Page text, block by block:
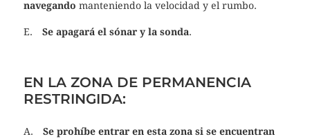
navegando manteniendo la velocidad y el rumbo.
E. Se apagará el sónar y la sonda.
EN LA ZONA DE PERMANENCIA
RESTRINGIDA:
A. Se prohíbe entrar en esta zona si se encuentran